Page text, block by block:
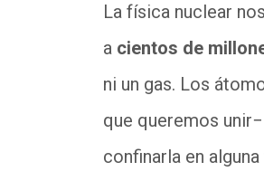
La física nuclear
a cientos de
ni un gas. Los
que queremos
confinarla en